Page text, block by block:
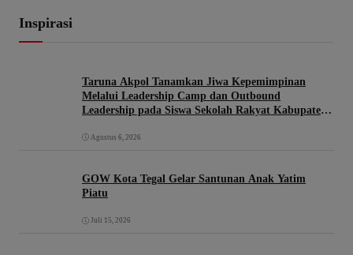
Inspirasi
Taruna Akpol Tanamkan Jiwa Kepemimpinan
Melalui Leadership Camp dan Outbound
Leadership pada Siswa Sekolah Rakyat Kabupaten
Agustus 6, 2026
GOW Kota Tegal Gelar Santunan Anak Yatim
Piatu
Juli 15, 2026